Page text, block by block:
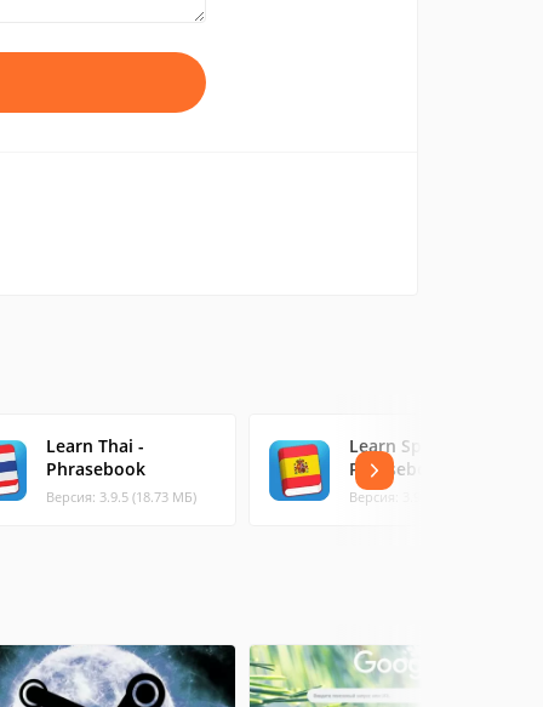
Learn Thai -
Phrasebook
Версия: 3.9.5 (18.73 МБ)
Learn Spanish
Phrasebook
Версия: 3.9.3 (17.61 МБ)